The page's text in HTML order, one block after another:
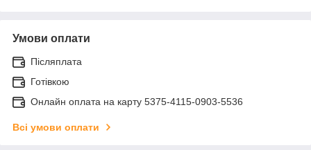
Умови оплати
Післяплата
Готівкою
Онлайн оплата на карту 5375-4115-0903-5536
Всі умови оплати